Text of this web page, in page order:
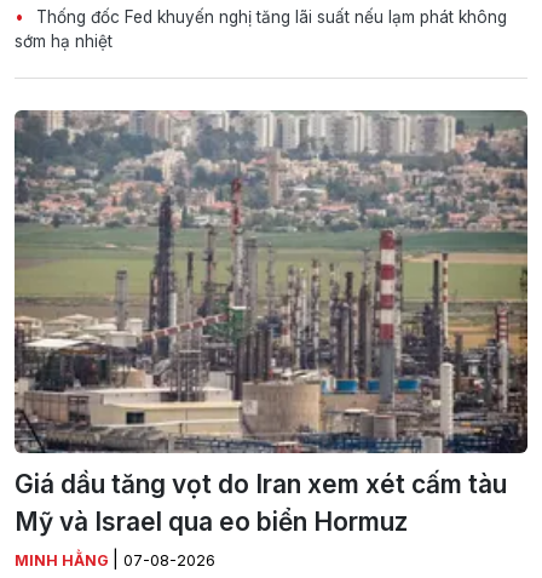
Thống đốc Fed khuyến nghị tăng lãi suất nếu lạm phát không
sớm hạ nhiệt
Giá dầu tăng vọt do Iran xem xét cấm tàu
Mỹ và Israel qua eo biển Hormuz
MINH HẰNG 07-08-2026